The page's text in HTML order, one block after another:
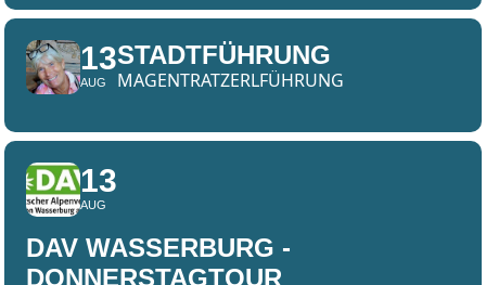
13
AUG
STADTFÜHRUNG
MAGENTRATZERLFÜHRUNG
13
AUG
DAV WASSERBURG -
DONNERSTAGTOUR